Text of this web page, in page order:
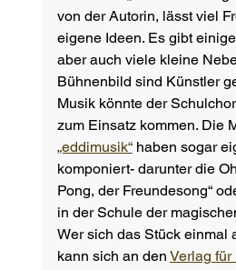
von der Autorin, lässt viel
eigene Ideen. Es gibt
aber auch viele kleine
Bühnenbild sind Künstler
Musik könnte der
zum Einsatz kommen. Die
„eddimusik“ haben sogar
komponiert- darunter die
Pong, der Freundesong“
in der Schule der
Wer sich das Stück einmal
kann sich an den Verlag